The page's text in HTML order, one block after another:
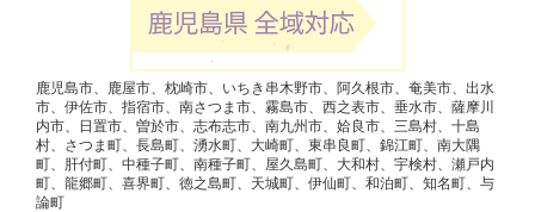
鹿児島市、鹿屋市、枕崎市、いちき串木野市、阿久根市、奄美市、出水
市、伊佐市、指宿市、南さつま市、霧島市、西之表市、垂水市、薩摩川
内市、日置市、曽於市、志布志市、南九州市、姶良市、三島村、十島
村、さつま町、長島町、湧水町、大崎町、東串良町、錦江町、南大隅
町、肝付町、中種子町、南種子町、屋久島町、大和村、宇検村、瀬戸内
町、龍郷町、喜界町、徳之島町、天城町、伊仙町、和泊町、知名町、与
論町